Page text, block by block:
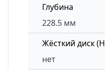
Глубина
228.5 мм
Жёсткий диск
нет